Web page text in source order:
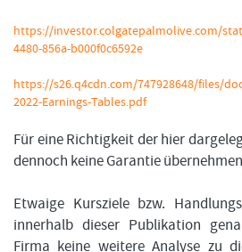
https://investor.colgatepalmolive.com/
4480-856a-b000f0c6592e
https://s26.q4cdn.com/747928648/files/
2022-Earnings-Tables.pdf
Für eine Richtigkeit der hier
dennoch keine Garantie
Etwaige Kursziele bzw.
innerhalb dieser Publikation
Firma keine weitere Analyse zu